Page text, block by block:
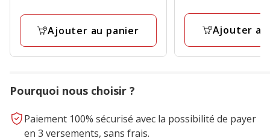
36
Ajouter au panier
36.99€,
18.49€
Ajouter
Pourquoi nous choisir ?
Paiement 100% sécurisé avec la possibilité de payer
en 3 versements, sans frais.